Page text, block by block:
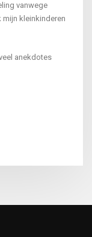
vanwege
mijn kleinkinderen
anekdotes